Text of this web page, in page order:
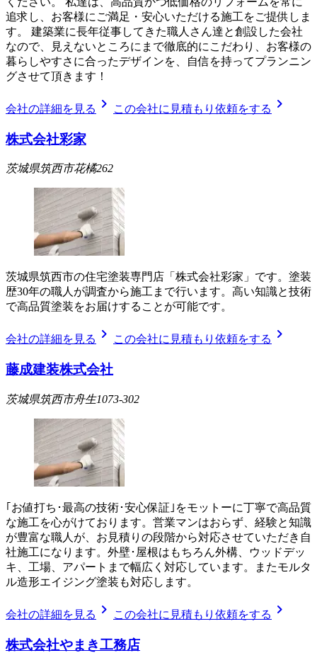
追求し、お客様にご満足・安心いただける施工をご提供しま
す。 建築業に長年従事してきた職人さん達と創設した会社
なので、見えないところにまで徹底的にこだわり、お客様の
暮らしやすさに合ったデザインを、自信を持ってプランニン
グさせて頂きます！
会社の詳細を見る chevron_right この会社に見積もり依頼をする chevron_right
株式会社彩家
茨城県筑西市花橘262
茨城県筑西市の住宅塗装専門店「株式会社彩家」です。塗装
歴30年の職人が調査から施工まで行います。高い知識と技術
で高品質塗装をお届けすることが可能です。
会社の詳細を見る chevron_right この会社に見積もり依頼をする chevron_right
藤成建装株式会社
茨城県筑西市舟生1073-302
｢お値打ち･最高の技術･安心保証｣をモットーに丁寧で高品質
な施工を心がけております。営業マンはおらず、経験と知識
が豊富な職人が、お見積りの段階から対応させていただき自
社施工になります。外壁･屋根はもちろん外構、ウッドデッ
キ、工場、アパートまで幅広く対応しています。またモルタ
ル造形エイジング塗装も対応します。
会社の詳細を見る chevron_right この会社に見積もり依頼をする chevron_right
株式会社やまき工務店